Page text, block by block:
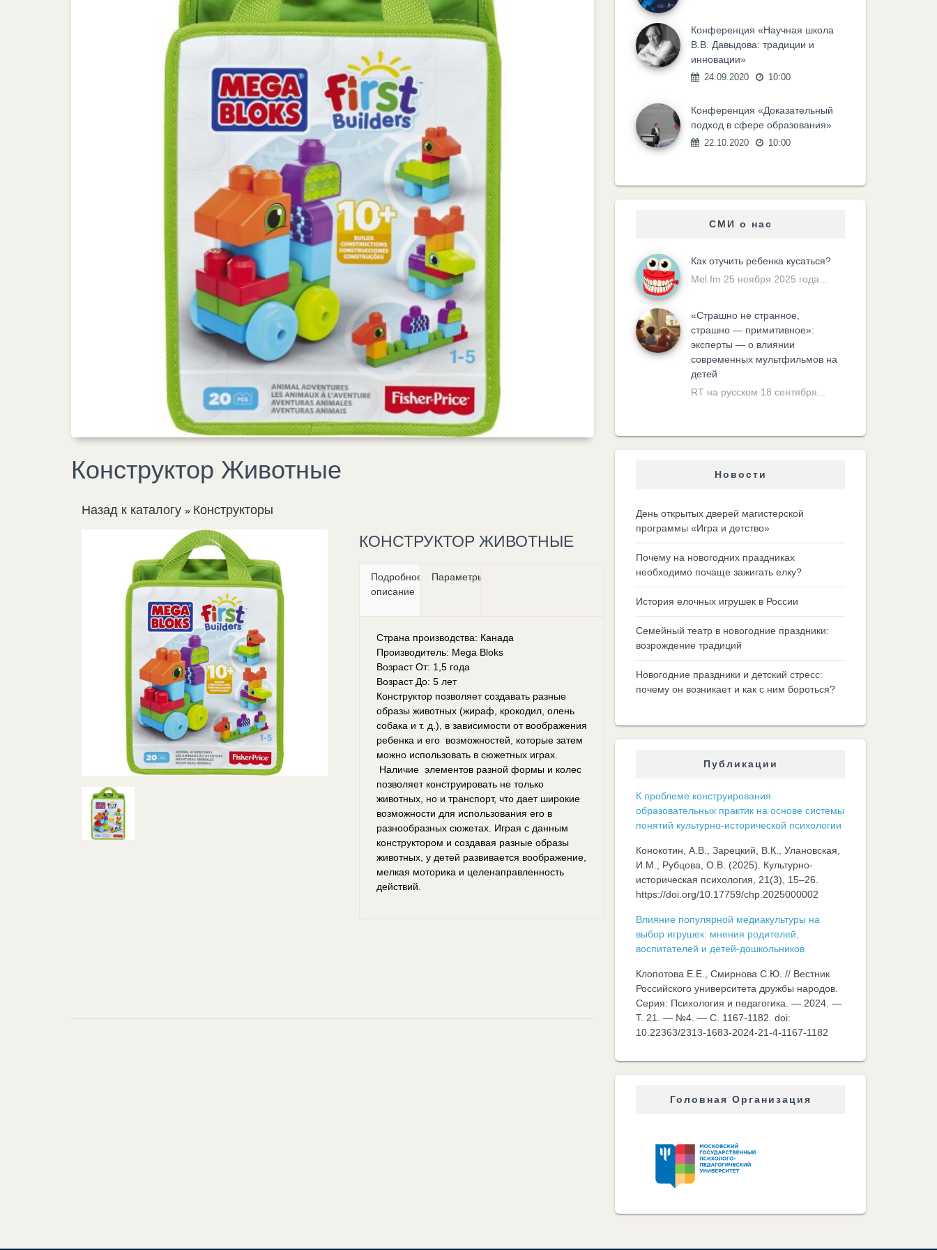
Конструктор Животные
Назад к каталогу Конструкторы
КОНСТРУКТОР ЖИВОТНЫЕ
Подробное
описание
Параметры
Страна производства: Канада
Производитель: Mega Bloks
Возраст От: 1,5 года
Возраст До: 5 лет
Конструктор позволяет создавать разные
образы животных (жираф, крокодил, олень
собака и т. д.), в зависимости от воображения
ребенка и его возможностей, которые затем
можно использовать в сюжетных играх.
Наличие элементов разной формы и колес
позволяет конструировать не только
животных, но и транспорт, что дает широкие
возможности для использования его в
разнообразных сюжетах. Играя с данным
конструктором и создавая разные образы
животных, у детей развивается воображение,
мелкая моторика и целенаправленность
действий.
Конференция «Научная школа
В.В. Давыдова: традиции и
инновации»
24.09.2020 10:00
Конференция «Доказательный
подход в сфере образования»
22.10.2020 10:00
СМИ о нас
Как отучить ребенка кусаться?
Mel.fm 25 ноября 2025 года...
«Cтрашно не странное,
страшно — примитивное»:
эксперты — о влиянии
современных мультфильмов на
детей
RT на русском 18 сентября...
Новости
День открытых дверей магистерской
программы «Игра и детство»
Почему на новогодних праздниках
необходимо почаще зажигать елку?
История елочных игрушек в России
Семейный театр в новогодние праздники:
возрождение традиций
Новогодние праздники и детский стресс:
почему он возникает и как с ним бороться?
Публикации
К проблеме конструирования
образовательных практик на основе системы
понятий культурно-исторической психологии
Конокотин, А.В., Зарецкий, В.К., Улановская,
И.М., Рубцова, О.В. (2025). Культурно-
историческая психология, 21(3), 15–26.
https://doi.org/10.17759/chp.2025000002
Влияние популярной медиакультуры на
выбор игрушек: мнения родителей,
воспитателей и детей-дошкольников
Клопотова Е.Е., Смирнова С.Ю. // Вестник
Российского университета дружбы народов.
Серия: Психология и педагогика. — 2024. —
Т. 21. — №4. — C. 1167-1182. doi:
10.22363/2313-1683-2024-21-4-1167-1182
Головная Организация